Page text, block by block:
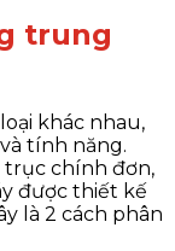
trung
khác nhau,
tính năng.
trục chính đơn,
được thiết kế
là 2 cách phân